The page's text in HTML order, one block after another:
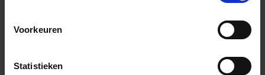
Voorkeuren
Statistieken